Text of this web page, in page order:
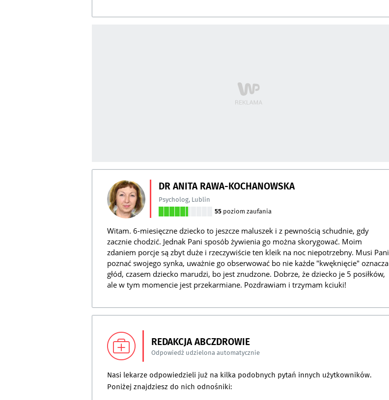
DR ANITA RAWA-KOCHANOWSKA
Psycholog, Lublin
55 poziom zaufania
Witam. 6-miesięczne dziecko to jeszcze maluszek i z pewnością schudnie, gdy
zacznie chodzić. Jednak Pani sposób żywienia go można skorygować. Moim
zdaniem porcje są zbyt duże i rzeczywiście ten kleik na noc niepotrzebny. Musi Pani
poznać swojego synka, uważnie go obserwować bo nie każde "kwęknięcie" oznacza
głód, czasem dziecko marudzi, bo jest znudzone. Dobrze, że dziecko je 5 posiłków,
ale w tym momencie jest przekarmiane. Pozdrawiam i trzymam kciuki!
REDAKCJA ABCZDROWIE
Odpowiedź udzielona automatycznie
Nasi lekarze odpowiedzieli już na kilka podobnych pytań innych użytkowników.
Poniżej znajdziesz do nich odnośniki: